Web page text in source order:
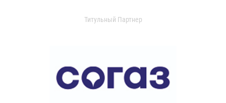
Титульный Партнер